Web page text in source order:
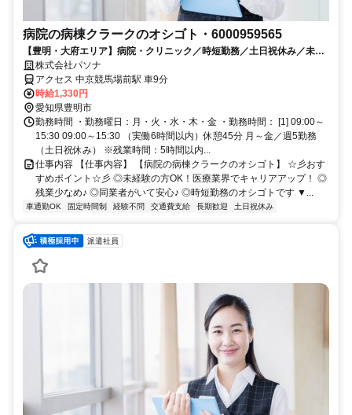
病院の病棟クラークのオシゴト・6000959565
【豊明・大府エリア】病院・クリニック／時短勤務／土日祝休み／未経
験OKのお仕事です
株式会社パソナ
アクセス 中京競馬場前駅 車9分
時給1,330円
愛知県豊明市
勤務時間 ・勤務曜日：月・火・水・木・金 ・勤務時間： [1] 09:00～
15:30 09:00～15:30 （実働6時間以内）休憩45分 月～金／週5勤務
（土日祝休み） ※残業時間：5時間以内...
仕事内容 【仕事内容】 【病院の病棟クラークのオシゴト】 ☆彡おす
すめポイント☆彡 ◎未経験の方OK！医療業界でキャリアアップ！ ◎
残業少なめ♪ ◎同業者がいて安心♪ ◎時短勤務のオシゴトです ▼...
車通勤OK 固定時間制 経験不問 交通費支給 長期歓迎 土日祝休み
派遣社員